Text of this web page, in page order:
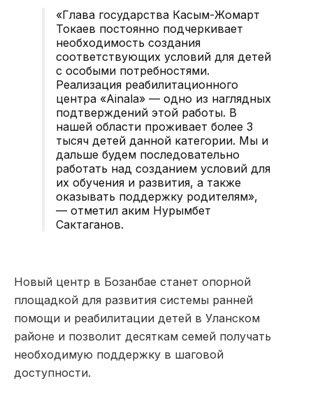
«Глава государства Касым-Жомарт
Токаев постоянно подчеркивает
необходимость создания
соответствующих условий для детей
с особыми потребностями.
Реализация реабилитационного
центра «Ainala» — одно из наглядных
подтверждений этой работы. В
нашей области проживает более 3
тысяч детей данной категории. Мы и
дальше будем последовательно
работать над созданием условий для
их обучения и развития, а также
оказывать поддержку родителям»,
— отметил аким Нурымбет
Сактаганов.
Новый центр в Бозанбае станет опорной
площадкой для развития системы ранней
помощи и реабилитации детей в Уланском
районе и позволит десяткам семей получать
необходимую поддержку в шаговой
доступности.